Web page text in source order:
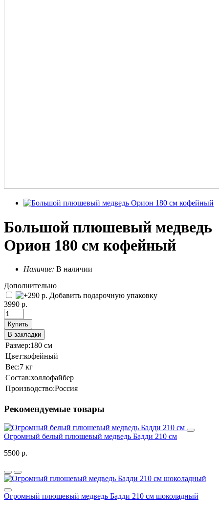
Большой плюшевый медведь
Орион 180 см кофейный
Наличие: В наличии
Дополнительно
Добавить подарочную упаковку
3990 р.
Купить
В закладки
Размер:180 см
Цвет:кофейный
Вес:7 кг
Состав:холлофайбер
Производство:Россия
Рекомендуемые товары
Огромный белый плюшевый медведь Бадди 210 см
5500 р.
Огромный плюшевый медведь Бадди 210 см шоколадный